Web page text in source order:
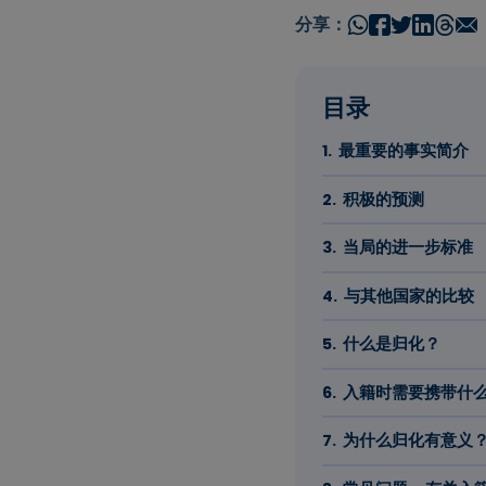
分享：
目录
最重要的事实简介
积极的预测
当局的进一步标准
与其他国家的比较
什么是归化？
入籍时需要携带什
为什么归化有意义